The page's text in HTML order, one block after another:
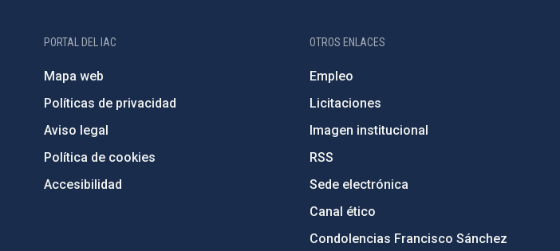
PORTAL DEL IAC
Mapa web
Políticas de privacidad
Aviso legal
Política de cookies
Accesibilidad
OTROS ENLACES
Empleo
Licitaciones
Imagen institucional
RSS
Sede electrónica
Canal ético
Condolencias Francisco Sánchez